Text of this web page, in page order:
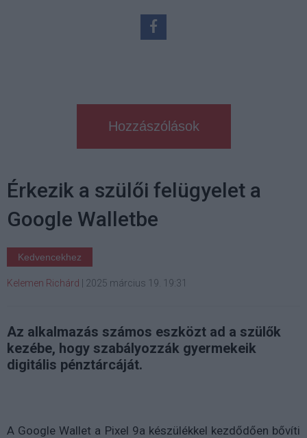
Hozzászólások
Érkezik a szülői felügyelet a
Google Walletbe
Kedvencekhez
Kelemen Richárd 2025 március 19. 19:31
Az alkalmazás számos eszközt ad a szülők
kezébe, hogy szabályozzák gyermekeik
digitális pénztárcáját.
A Google Wallet a Pixel 9a készülékkel kezdődően bővíti